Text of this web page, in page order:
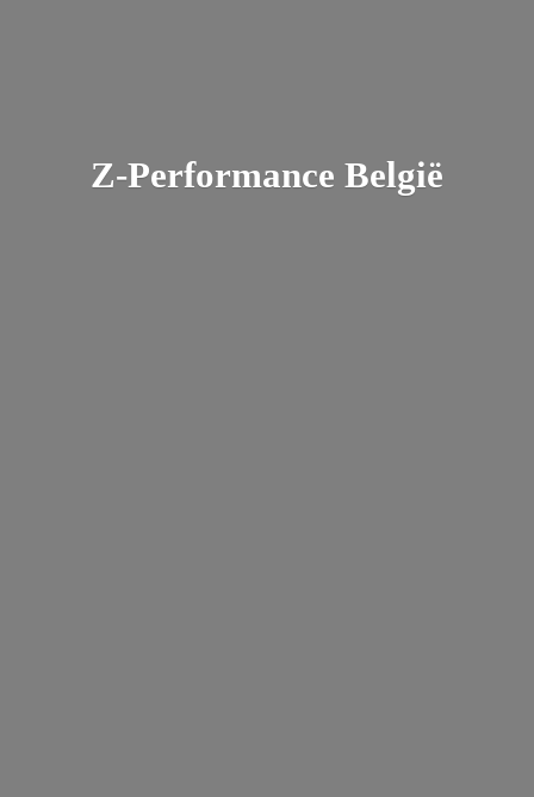
Z-Performance België